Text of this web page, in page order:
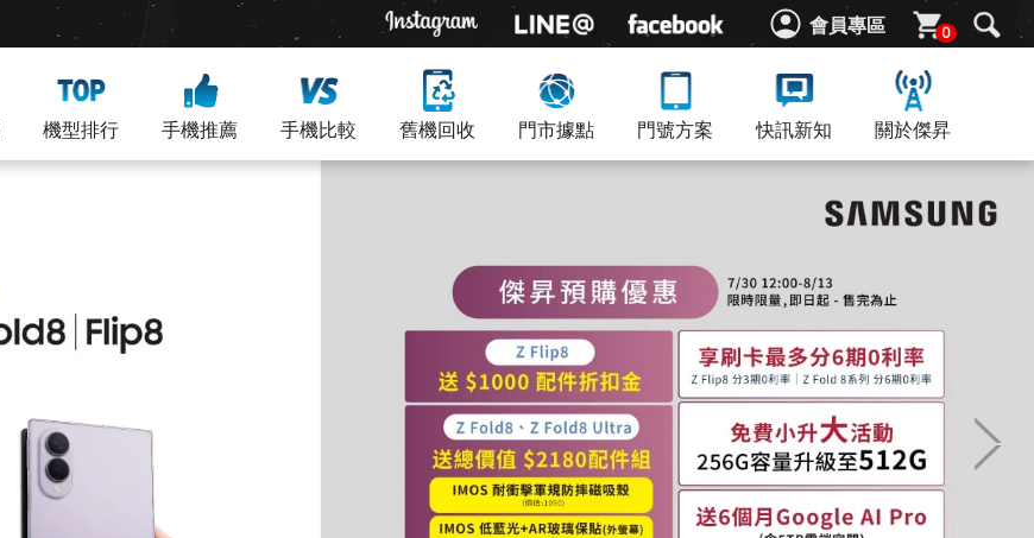
會員專區 0
機型排行 手機推薦 手機比較 舊機回收 門市據點 門號方案 快訊新知 關於傑昇